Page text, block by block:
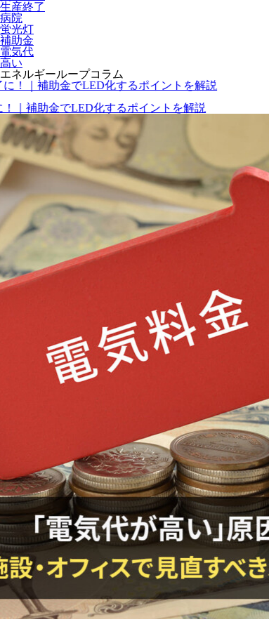
生産終了
病院
蛍光灯
補助金
電気代
高い
エネルギーループコラム